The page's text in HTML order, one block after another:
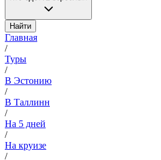
Найти
Главная
/
Туры
/
В Эстонию
/
В Таллинн
/
На 5 дней
/
На круизе
/